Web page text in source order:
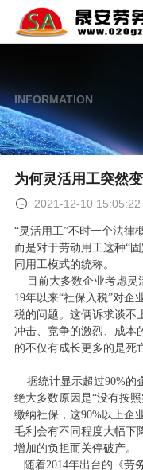
INFORMATION
为何灵活用工突然
2021-12-10 15:05:22
“灵活用工”不时一个法律
而是对于劳动用工这种“
同用工模式的统称。
目前大多数企业考虑灵
19年以来“社保入税”对企
税的问题。这俩诉求谈不
冲击、竞争的激烈、成本
的不仅有成长更多的是死
据统计显示超过90%的
绝大多数原因是“没有按
缴纳社保，这90%以上企
毛利会有不同程度大幅下
增加的负担而关停破产。
随着2014年出台的《劳